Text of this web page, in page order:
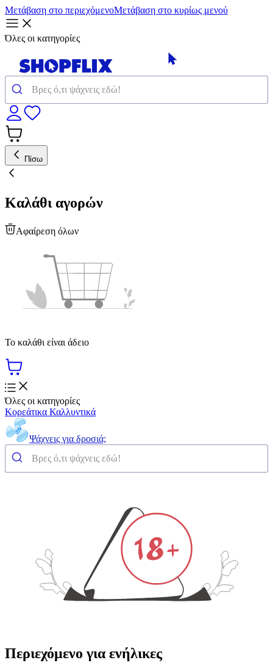
Μετάβαση στο περιεχόμενοΜετάβαση στο κυρίως μενού
Όλες οι κατηγορίες
Πίσω
Καλάθι αγορών
Αφαίρεση όλων
Το καλάθι είναι άδειο
Όλες οι κατηγορίες
Κορεάτικα Καλλυντικά
Ψάχνεις για δροσιά;
Περιεχόμενο για ενήλικες